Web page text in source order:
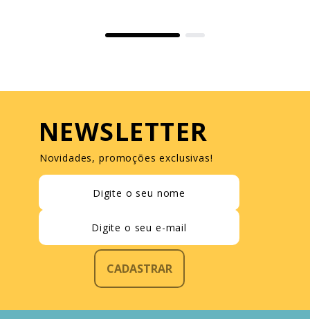
NEWSLETTER
Novidades, promoções exclusivas!
CADASTRAR